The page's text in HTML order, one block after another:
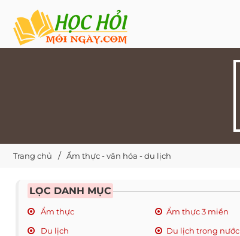
Trang chủ Ẩm thực - văn hóa - du lịch
LỌC DANH MỤC
Ẩm thực Ẩm thực 3 miền
Du lịch
Du lịch trong nước